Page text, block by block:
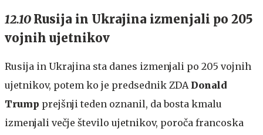
12.10 Rusija in Ukrajina izmenjali po 205
vojnih ujetnikov
Rusija in Ukrajina sta danes izmenjali po 205 vojnih
ujetnikov, potem ko je predsednik ZDA Donald
Trump prejšnji teden oznanil, da bosta kmalu
izmenjali večje število ujetnikov, poroča francoska